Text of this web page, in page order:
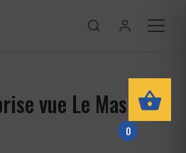
vue Le Mas
0